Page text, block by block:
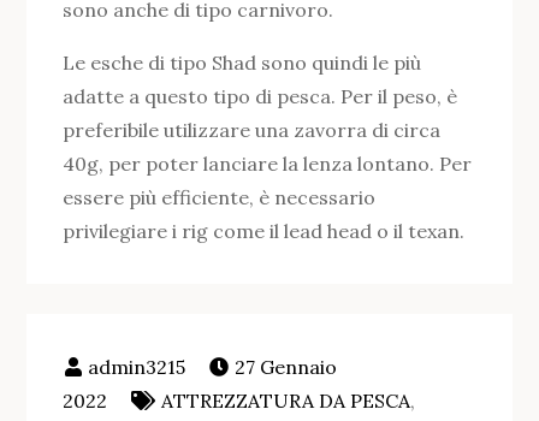
sono anche di tipo carnivoro.
Le esche di tipo Shad sono quindi le più
adatte a questo tipo di pesca. Per il peso, è
preferibile utilizzare una zavorra di circa
40g, per poter lanciare la lenza lontano. Per
essere più efficiente, è necessario
privilegiare i rig come il lead head o il texan.
27 Gennaio
2022
ATTREZZATURA DA PESCA,